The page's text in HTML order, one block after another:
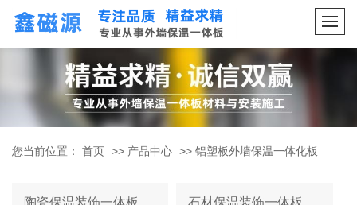
您当前位置： 首页 >> 产品中心 >> 铝塑板外墙保温一体化板
陶瓷保温装饰一体板 石材保温装饰一体板